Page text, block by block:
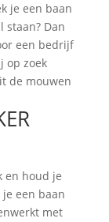
je een baan
staan? Dan
een bedrijf
op zoek
de mouwen
en houd je
een baan
met